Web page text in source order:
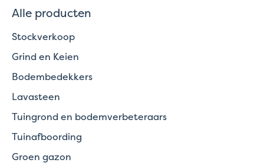
Alle producten
Stockverkoop
Grind en Keien
Bodembedekkers
Lavasteen
Tuingrond en bodemverbeteraars
Tuinafboording
Groen gazon